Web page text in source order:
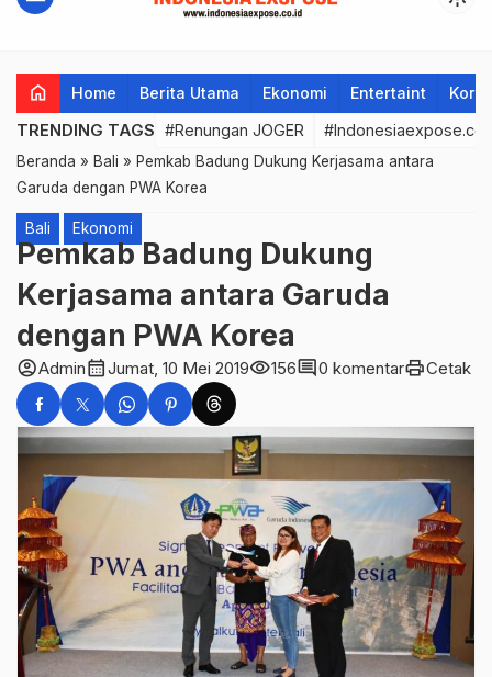
home Home Berita Utama Ekonomi Entertaint
TRENDING TAGS #Renungan JOGER
Beranda » Bali » Pemkab Badung Dukung Kerjasama antara
Garuda dengan PWA Korea
Bali Ekonomi
Pemkab Badung Dukung
Kerjasama antara Garuda
dengan PWA Korea
account_circleAdmincalendar_monthJumat, 10 Mei 2019visibility156comment0 komentarprintCetak